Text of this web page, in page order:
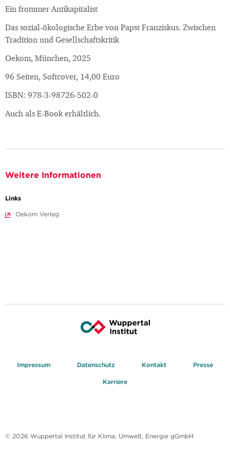
Ein frommer Antikapitalist
Das sozial-ökologische Erbe von Papst Franziskus. Zwischen
Tradition und Gesellschaftskritik
Oekom, München, 2025
96 Seiten, Softcover, 14,00 Euro
ISBN: 978-3-98726-502-0
Auch als E-Book erhältlich.
Weitere Informationen
Links
Oekom Verlag
Impressum Datenschutz Kontakt Presse
Karriere
© 2026 Wuppertal Institut für Klima, Umwelt, Energie gGmbH